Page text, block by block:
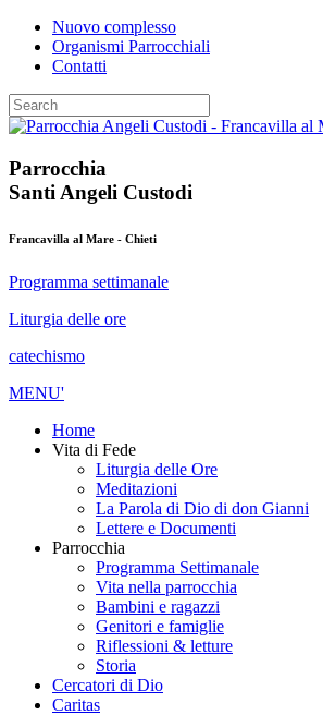
Nuovo complesso
Organismi Parrocchiali
Contatti
Parrocchia
Santi Angeli Custodi
Francavilla al Mare - Chieti
Programma settimanale
Liturgia delle ore
catechismo
MENU'
Home
Vita di Fede
Liturgia delle Ore
Meditazioni
La Parola di Dio di don Gianni
Lettere e Documenti
Parrocchia
Programma Settimanale
Vita nella parrocchia
Bambini e ragazzi
Genitori e famiglie
Riflessioni & letture
Storia
Cercatori di Dio
Caritas